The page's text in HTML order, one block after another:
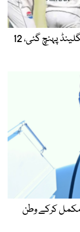
قومی ٹیسٹ کرکٹ ٹیم ویسٹ انڈیز سے انگلینڈ پہنچ گئی، 12
مکمل کرکے وطن